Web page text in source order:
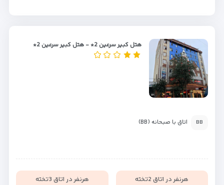
هتل کبیر سرعین 2* - هتل کبیر سرعین 2*
BB اتاق با صبحانه (BB)
هرنفر در اتاق 2تخته
هرنفر در اتاق 3تخته